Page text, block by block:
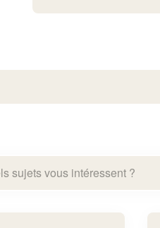
sujets vous intéressent ?